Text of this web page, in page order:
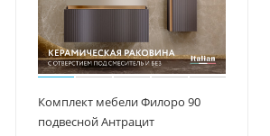
Комплект мебели Филоро 90
подвесной Антрацит